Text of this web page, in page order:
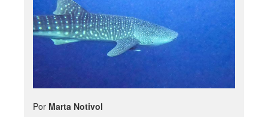
Por Marta Notivol